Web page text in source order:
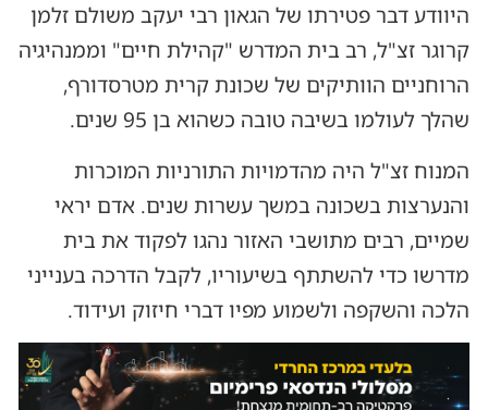
היוודע דבר פטירתו של הגאון רבי יעקב משולם זלמן
קרוגר זצ"ל, רב בית המדרש "קהילת חיים" וממנהיגיה
הרוחניים הוותיקים של שכונת קרית מטרסדורף,
שהלך לעולמו בשיבה טובה כשהוא בן 95 שנים.
המנוח זצ"ל היה מהדמויות התורניות המוכרות
והנערצות בשכונה במשך עשרות שנים. אדם יראי
שמיים, רבים מתושבי האזור נהגו לפקוד את בית
מדרשו כדי להשתתף בשיעוריו, לקבל הדרכה בענייני
הלכה והשקפה ולשמוע מפיו דברי חיזוק ועידוד.